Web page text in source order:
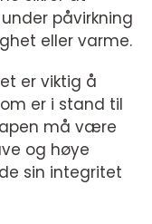
påvirkning
eller varme.
er viktig å
er i stand til
må være
og høye
sin integritet